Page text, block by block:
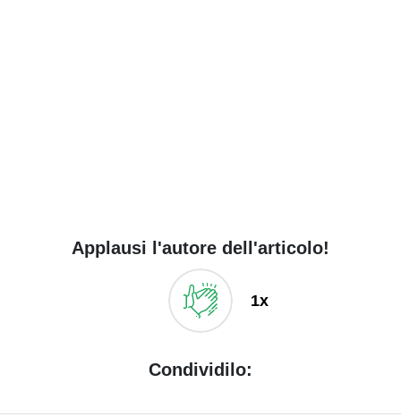
Applausi l'autore dell'articolo!
1x
Condividilo: